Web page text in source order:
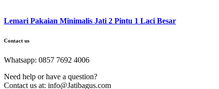
Lemari Pakaian Minimalis Jati 2 Pintu 1 Laci Besar
Contact us
Whatsapp: 0857 7692 4006
Need help or have a question?
Contact us at: info@Jatibagus.com